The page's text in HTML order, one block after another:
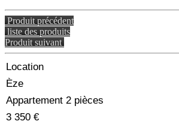
Produit précédent
liste des produits
Produit suivant
Location
Èze
Appartement 2 pièces
3 350 €